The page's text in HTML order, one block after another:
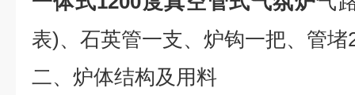
表)、 石英管一支、 炉钩一把、 管堵
二、炉体结构及用料